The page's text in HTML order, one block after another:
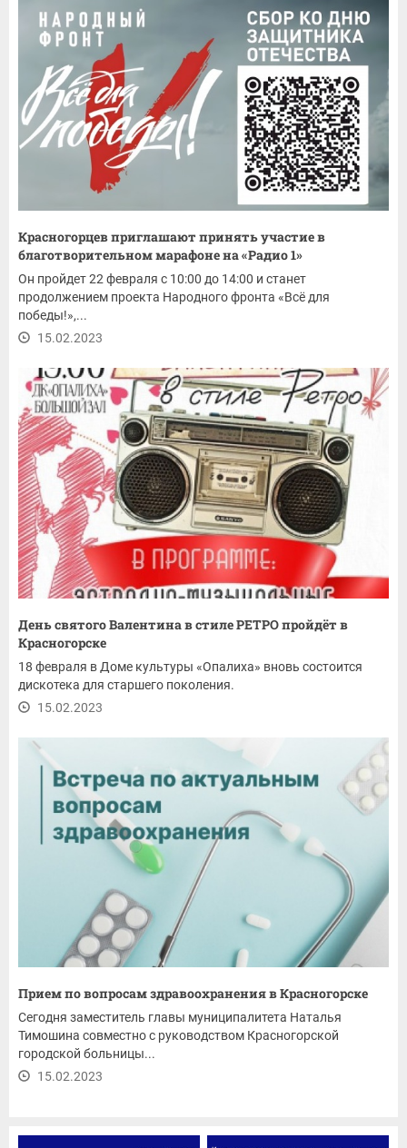
Красногорцев приглашают принять участие в
благотворительном марафоне на «Радио 1»
Он пройдет 22 февраля с 10:00 до 14:00 и станет
продолжением проекта Народного фронта «Всё для
победы!»,...
15.02.2023
День святого Валентина в стиле РЕТРО пройдёт в
Красногорске
18 февраля в Доме культуры «Опалиха» вновь состоится
дискотека для старшего поколения.
15.02.2023
Прием по вопросам здравоохранения в Красногорске
Сегодня заместитель главы муниципалитета Наталья
Тимошина совместно с руководством Красногорской
городской больницы...
15.02.2023